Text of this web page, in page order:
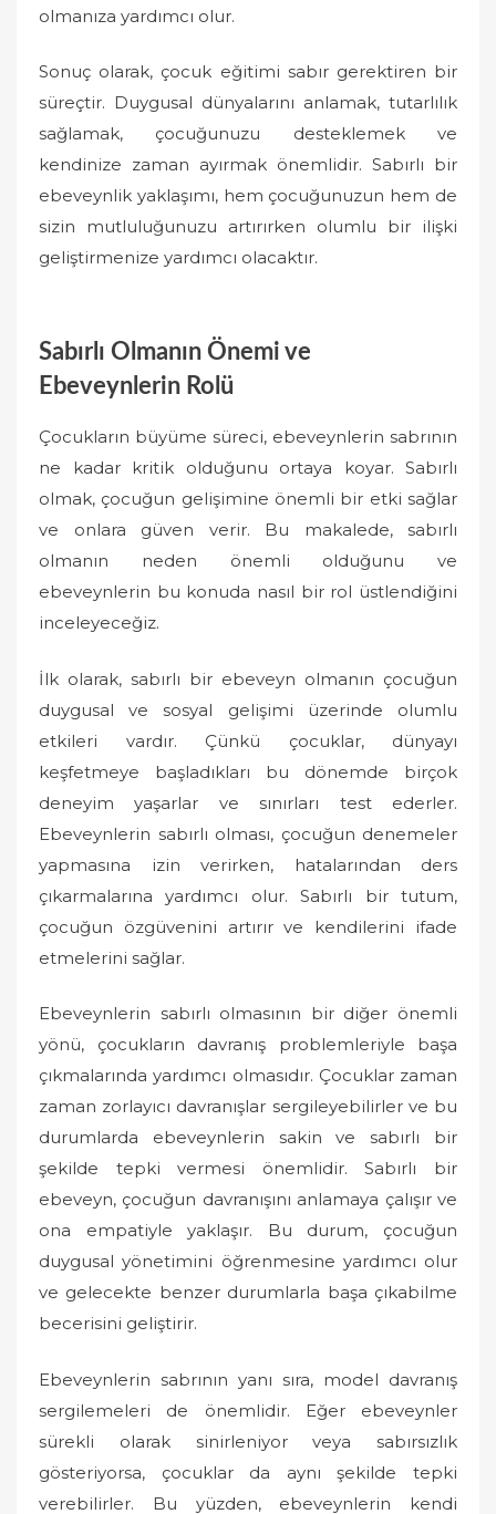
olmanıza yardımcı olur.
Sonuç olarak, çocuk eğitimi sabır gerektiren bir
süreçtir. Duygusal dünyalarını anlamak, tutarlılık
sağlamak, çocuğunuzu desteklemek ve
kendinize zaman ayırmak önemlidir. Sabırlı bir
ebeveynlik yaklaşımı, hem çocuğunuzun hem de
sizin mutluluğunuzu artırırken olumlu bir ilişki
geliştirmenize yardımcı olacaktır.
Sabırlı Olmanın Önemi ve
Ebeveynlerin Rolü
Çocukların büyüme süreci, ebeveynlerin sabrının
ne kadar kritik olduğunu ortaya koyar. Sabırlı
olmak, çocuğun gelişimine önemli bir etki sağlar
ve onlara güven verir. Bu makalede, sabırlı
olmanın neden önemli olduğunu ve
ebeveynlerin bu konuda nasıl bir rol üstlendiğini
inceleyeceğiz.
İlk olarak, sabırlı bir ebeveyn olmanın çocuğun
duygusal ve sosyal gelişimi üzerinde olumlu
etkileri vardır. Çünkü çocuklar, dünyayı
keşfetmeye başladıkları bu dönemde birçok
deneyim yaşarlar ve sınırları test ederler.
Ebeveynlerin sabırlı olması, çocuğun denemeler
yapmasına izin verirken, hatalarından ders
çıkarmalarına yardımcı olur. Sabırlı bir tutum,
çocuğun özgüvenini artırır ve kendilerini ifade
etmelerini sağlar.
Ebeveynlerin sabırlı olmasının bir diğer önemli
yönü, çocukların davranış problemleriyle başa
çıkmalarında yardımcı olmasıdır. Çocuklar zaman
zaman zorlayıcı davranışlar sergileyebilirler ve bu
durumlarda ebeveynlerin sakin ve sabırlı bir
şekilde tepki vermesi önemlidir. Sabırlı bir
ebeveyn, çocuğun davranışını anlamaya çalışır ve
ona empatiyle yaklaşır. Bu durum, çocuğun
duygusal yönetimini öğrenmesine yardımcı olur
ve gelecekte benzer durumlarla başa çıkabilme
becerisini geliştirir.
Ebeveynlerin sabrının yanı sıra, model davranış
sergilemeleri de önemlidir. Eğer ebeveynler
sürekli olarak sinirleniyor veya sabırsızlık
gösteriyorsa, çocuklar da aynı şekilde tepki
verebilirler. Bu yüzden, ebeveynlerin kendi